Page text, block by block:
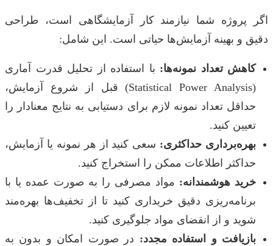
اگر پروژه شما نیازمند کار آزمایشگاهی است، طراحی
دقیق و بهینه آزمایش‌ها حیاتی است. این شامل:
کاهش تعداد نمونه‌ها: با استفاده از تحلیل قدرت آماری
(Statistical Power Analysis) قبل از شروع آزمایش،
حداقل تعداد نمونه لازم برای دستیابی به نتایج معنادار را
تعیین کنید.
بهره‌برداری حداکثری: سعی کنید از هر نمونه یا آزمایش،
حداکثر اطلاعات ممکن را استخراج کنید.
خرید هوشمندانه: مواد مصرفی را به صورت عمده یا با
برنامه‌ریزی دقیق خریداری کنید تا از تخفیف‌ها بهره‌مند
شوید و از انقضای مواد جلوگیری کنید.
بازیافت و استفاده مجدد: در صورت امکان و بدون به